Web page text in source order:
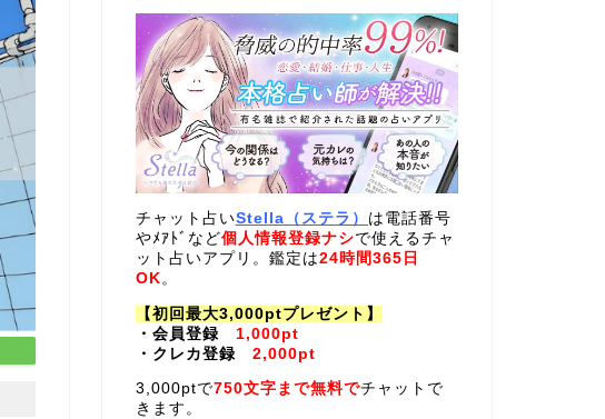
チャット占いStella（ステラ） は電話番号
やﾒｱﾄﾞなど個人情報登録ナシで使えるチャ
ット占いアプリ。鑑定は24時間365日
OK 。
【初回最大3,000ptプレゼント】
・会員登録 1,000pt
・クレカ登録 2,000pt
3,000ptで750文字まで無料でチャットで
きます。